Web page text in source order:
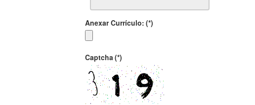
Anexar Currículo: (*)
Captcha(*)